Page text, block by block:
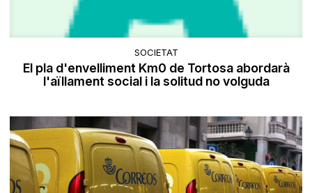
SOCIETAT
El pla d'envelliment Km0 de Tortosa abordarà
l'aïllament social i la solitud no volguda